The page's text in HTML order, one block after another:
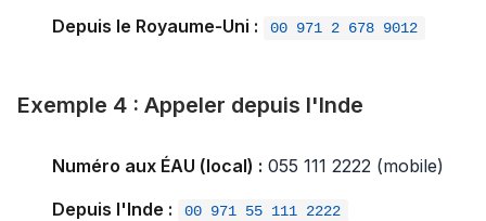
Depuis le Royaume‑Uni :
00 971 2 678 9012
Exemple 4 : Appeler depuis l'Inde
Numéro aux ÉAU (local) : 055 111 2222 (mobile)
Depuis l'Inde :
00 971 55 111 2222